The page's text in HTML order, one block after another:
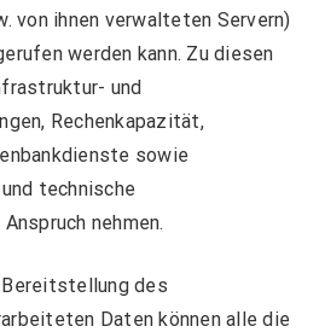
von ihnen verwalteten Servern)
werden kann. Zu diesen
und
Rechenkapazität,
sowie
technische
nehmen.
Bereitstellung des
Daten können alle die